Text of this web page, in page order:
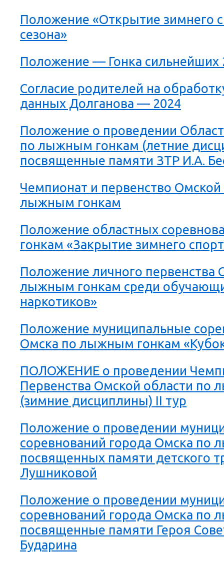
Положение «Открытие зимнего
сезона»
Положение — Гонка сильнейших
Согласие родителей на
данных Долганова — 2024
Положение о проведении
по лыжным гонкам (летние
посвященные памяти ЗТР И.А.
Чемпионат и первенство Омской
лыжным гонкам
Положение областных
гонкам «Закрытие зимнего
Положение личного первенства
лыжным гонкам среди
наркотиков»
Положение муниципальные
Омска по лыжным гонкам
ПОЛОЖЕНИЕ о проведении
Первенства Омской области по
(зимние дисциплины) II тур
Положение о проведении
соревнований города Омска по
посвященных памяти детского
Лушниковой
Положение о проведении
соревнований города Омска по
посвященные памяти Героя
Бударина